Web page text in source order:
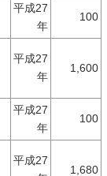
平成27
年
100
平成27
年
1,600
平成27
年
100
平成27
1,680